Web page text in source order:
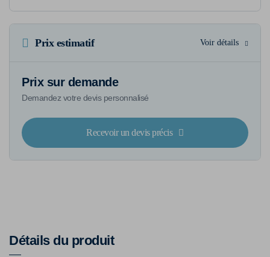
Prix estimatif Voir détails
Prix sur demande
Demandez votre devis personnalisé
Recevoir un devis précis
Détails du produit